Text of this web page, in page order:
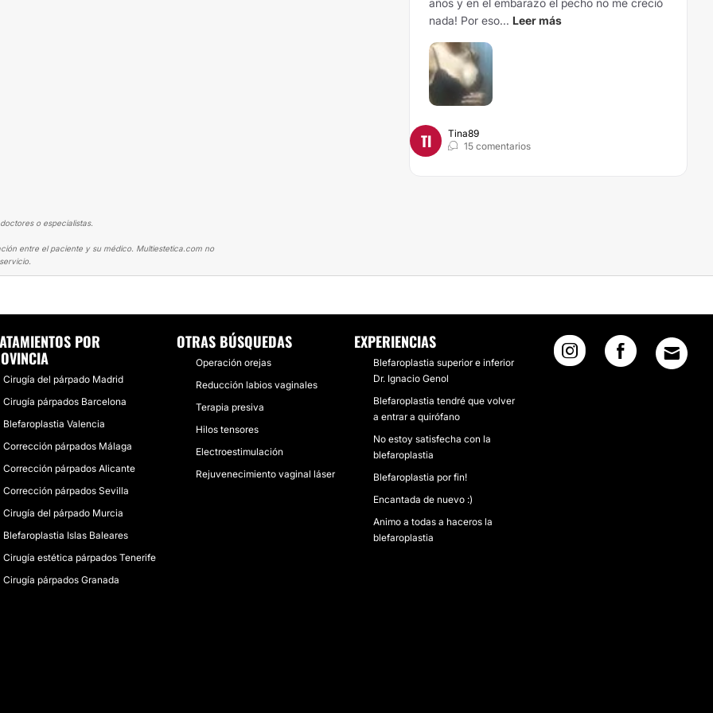
años y en el embarazo el pecho no me creció
nada! Por eso... Leer más
TI
Tina89
15 comentarios
o especialistas.
entre el paciente y su médico. Multiestetica.com no
POR
Cirugía del párpado Madrid
Cirugía párpados Barcelona
Blefaroplastia Valencia
Corrección párpados Málaga
Corrección párpados Alicante
Corrección párpados Sevilla
Cirugía del párpado Murcia
Blefaroplastia Islas Baleares
Cirugía estética párpados Tenerife
Cirugía párpados Granada
OTRAS BÚSQUEDAS
Operación orejas
Reducción labios vaginales
Terapia presiva
Hilos tensores
Electroestimulación
Rejuvenecimiento vaginal láser
EXPERIENCIAS
Blefaroplastia superior e inferior
Dr. Ignacio Genol
Blefaroplastia tendré que volver
a entrar a quirófano
No estoy satisfecha con la
blefaroplastia
Blefaroplastia por fin!
Encantada de nuevo :)
Animo a todas a haceros la
blefaroplastia